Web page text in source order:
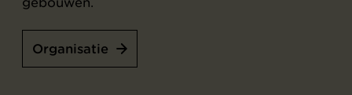
Organisatie